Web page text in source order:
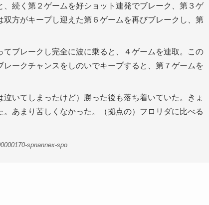
続く第２ゲームを好ショット連発でブレーク、第３ゲ
方がキープし迎えた第６ゲームを再びブレークし、第
ブレークし完全に波に乗ると、４ゲームを連取。この
ークチャンスをしのいでキープすると、第７ゲームを
いてしまったけど）勝った後も落ち着いていた。きょ
あまり苦しくなかった。（拠点の）フロリダに比べる
spnannex-spo